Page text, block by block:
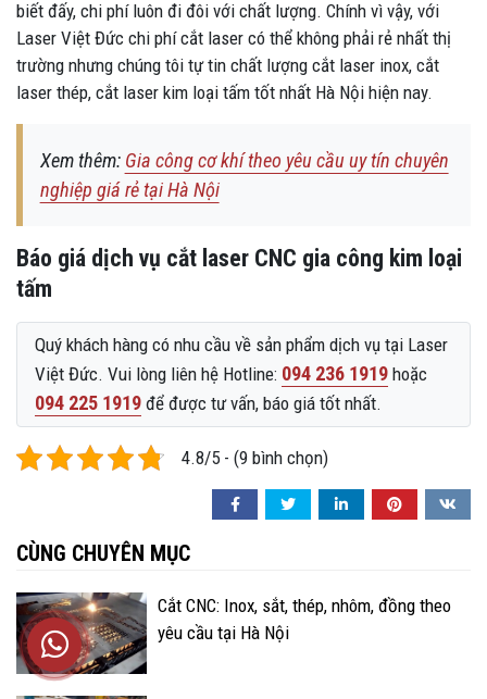
biết đấy, chi phí luôn đi đôi với chất lượng. Chính vì vậy, với
Laser Việt Đức chi phí cắt laser có thể không phải rẻ nhất thị
trường nhưng chúng tôi tự tin chất lượng cắt laser inox, cắt
laser thép, cắt laser kim loại tấm tốt nhất Hà Nội hiện nay.
Xem thêm: Gia công cơ khí theo yêu cầu uy tín chuyên
nghiệp giá rẻ tại Hà Nội
Báo giá dịch vụ cắt laser CNC gia công kim loại
tấm
Quý khách hàng có nhu cầu về sản phẩm dịch vụ tại Laser
Việt Đức. Vui lòng liên hệ Hotline: 094 236 1919 hoặc
094 225 1919 để được tư vấn, báo giá tốt nhất.
4.8/5 - (9 bình chọn)
CÙNG CHUYÊN MỤC
Cắt CNC: Inox, sắt, thép, nhôm, đồng theo
yêu cầu tại Hà Nội
Trung tâm hỗ trợ